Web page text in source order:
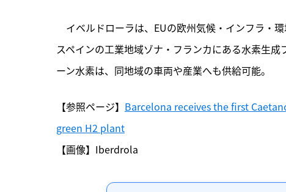
イベルドローラは、EUの欧州気候・インフラ・
スペインの工業地域ゾナ・フランカにある水素生
ーン水素は、同地域の車両や産業へも供給可能。
【参照ページ】 Barcelona receives the first
green H2 plant
【画像】Iberdrola